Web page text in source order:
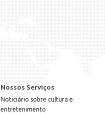
Nossos Serviços
Noticiário sobre cultura e
entretenimento